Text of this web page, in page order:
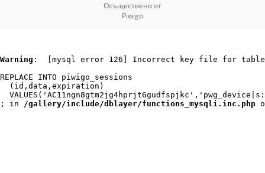
Осъществено от
Piwigo
Warning :  [mysql error 126] Incorrect key file for
REPLACE INTO piwigo_sessions
  (id,data,expiration)
; in /gallery/include/dblayer/functions_mysqli.inc.php